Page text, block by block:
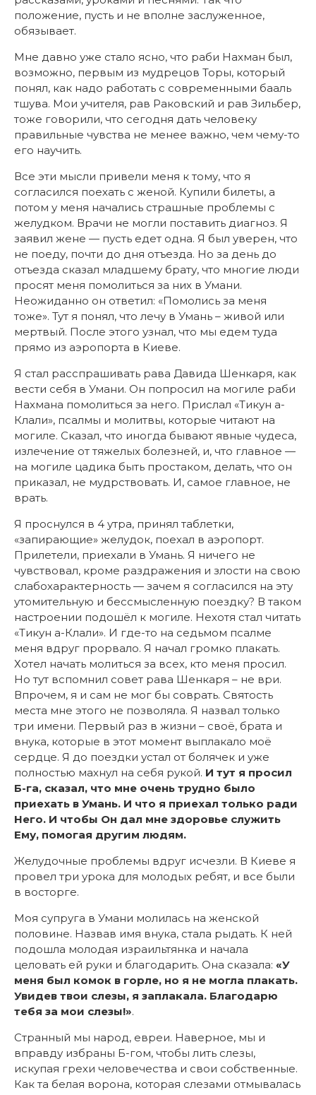
положение, пусть и не вполне заслуженное,
обязывает.
Мне давно уже стало ясно, что раби Нахман был,
возможно, первым из мудрецов Торы, который
понял, как надо работать с современными бааль
тшува. Мои учителя, рав Раковский и рав Зильбер,
тоже говорили, что сегодня дать человеку
правильные чувства не менее важно, чем чему-то
его научить.
Все эти мысли привели меня к тому, что я
согласился поехать с женой. Купили билеты, а
потом у меня начались страшные проблемы с
желудком. Врачи не могли поставить диагноз. Я
заявил жене — пусть едет одна. Я был уверен, что
не поеду, почти до дня отъезда. Но за день до
отъезда сказал младшему брату, что многие люди
просят меня помолиться за них в Умани.
Неожиданно он ответил: «Помолись за меня
тоже». Тут я понял, что лечу в Умань – живой или
мертвый. После этого узнал, что мы едем туда
прямо из аэропорта в Киеве.
Я стал расспрашивать рава Давида Шенкаря, как
вести себя в Умани. Он попросил на могиле раби
Нахмана помолиться за него. Прислал «Тикун а-
Клали», псалмы и молитвы, которые читают на
могиле. Сказал, что иногда бывают явные чудеса,
излечение от тяжелых болезней, и, что главное —
на могиле цадика быть простаком, делать, что он
приказал, не мудрствовать. И, самое главное, не
врать.
Я проснулся в 4 утра, принял таблетки,
«запирающие» желудок, поехал в аэропорт.
Прилетели, приехали в Умань. Я ничего не
чувствовал, кроме раздражения и злости на свою
слабохарактерность — зачем я согласился на эту
утомительную и бессмысленную поездку? В таком
настроении подошёл к могиле. Нехотя стал читать
«Тикун а-Клали». И где-то на седьмом псалме
меня вдруг прорвало. Я начал громко плакать.
Хотел начать молиться за всех, кто меня просил.
Но тут вспомнил совет рава Шенкаря – не ври.
Впрочем, я и сам не мог бы соврать. Святость
места мне этого не позволяла. Я назвал только
три имени. Первый раз в жизни – своё, брата и
внука, которые в этот момент выплакало моё
сердце. Я до поездки устал от болячек и уже
полностью махнул на себя рукой. И тут я просил
Б-га, сказал, что мне очень трудно было
приехать в Умань. И что я приехал только ради
Него. И чтобы Он дал мне здоровье служить
Ему, помогая другим людям.
Желудочные проблемы вдруг исчезли. В Киеве я
провел три урока для молодых ребят, и все были
в восторге.
Моя супруга в Умани молилась на женской
половине. Назвав имя внука, стала рыдать. К ней
подошла молодая израильтянка и начала
целовать ей руки и благодарить. Она сказала: «У
меня был комок в горле, но я не могла плакать.
Увидев твои слезы, я заплакала. Благодарю
тебя за мои слезы!».
Странный мы народ, евреи. Наверное, мы и
вправду избраны Б-гом, чтобы лить слезы,
искупая грехи человечества и свои собственные.
Как та белая ворона, которая слезами отмывалась